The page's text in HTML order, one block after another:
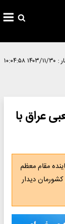
: ۱۴۰۳/۱۱/۳۰ ۱۰:۰۴:۵۸
عراق با
مقام معظم
دیدار